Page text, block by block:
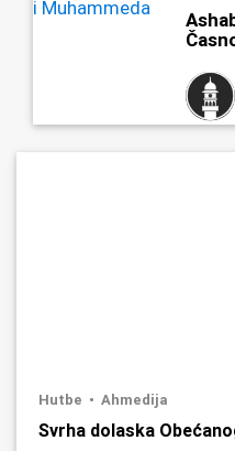
Hutbe Ahmedija
Svrha dolaska